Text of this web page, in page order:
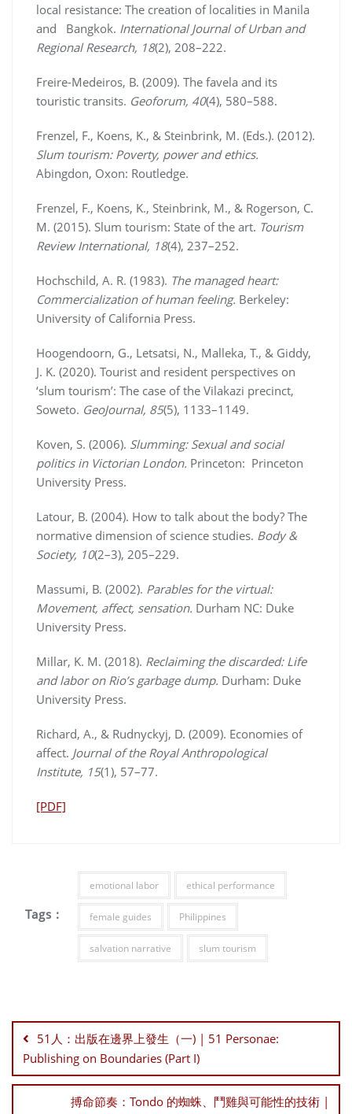
local resistance: The creation of localities in Manila
and Bangkok. International Journal of Urban and
Regional Research, 18(2), 208–222.
Freire-Medeiros, B. (2009). The favela and its
touristic transits. Geoforum, 40(4), 580–588.
Frenzel, F., Koens, K., & Steinbrink, M. (Eds.). (2012).
Slum tourism: Poverty, power and ethics.
Abingdon, Oxon: Routledge.
Frenzel, F., Koens, K., Steinbrink, M., & Rogerson, C.
M. (2015). Slum tourism: State of the art. Tourism
Review International, 18(4), 237–252.
Hochschild, A. R. (1983). The managed heart:
Commercialization of human feeling. Berkeley:
University of California Press.
Hoogendoorn, G., Letsatsi, N., Malleka, T., & Giddy,
J. K. (2020). Tourist and resident perspectives on
‘slum tourism’: The case of the Vilakazi precinct,
Soweto. GeoJournal, 85(5), 1133–1149.
Koven, S. (2006). Slumming: Sexual and social
politics in Victorian London. Princeton: Princeton
University Press.
Latour, B. (2004). How to talk about the body? The
normative dimension of science studies. Body &
Society, 10(2–3), 205–229.
Massumi, B. (2002). Parables for the virtual:
Movement, affect, sensation. Durham NC: Duke
University Press.
Millar, K. M. (2018). Reclaiming the discarded: Life
and labor on Rio’s garbage dump. Durham: Duke
University Press.
Richard, A., & Rudnyckyj, D. (2009). Economies of
affect. Journal of the Royal Anthropological
Institute, 15(1), 57–77.
[PDF]
Tags :
emotional labor ethical performance
female guides Philippines
salvation narrative slum tourism
navigation
51人：出版在邊界上發生（一) | 51 Personae:
Publishing on Boundaries (Part I)
搏命節奏：Tondo 的蜘蛛、鬥雞與可能性的技術 |